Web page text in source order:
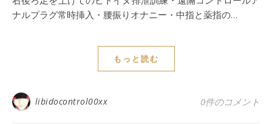
ナルプラグ常時挿入・腰振りオナニー・中指と薬指の…
もっと読む
libidocontrol00xx 0件のコメント